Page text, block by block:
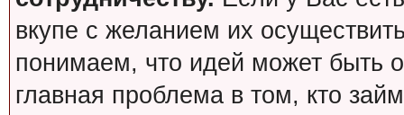
вкупе с желанием их
понимаем, что идей может быть
главная проблема в том, кто